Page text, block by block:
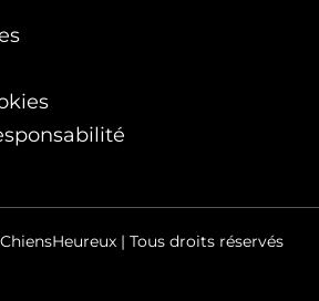
| Tous droits réservés